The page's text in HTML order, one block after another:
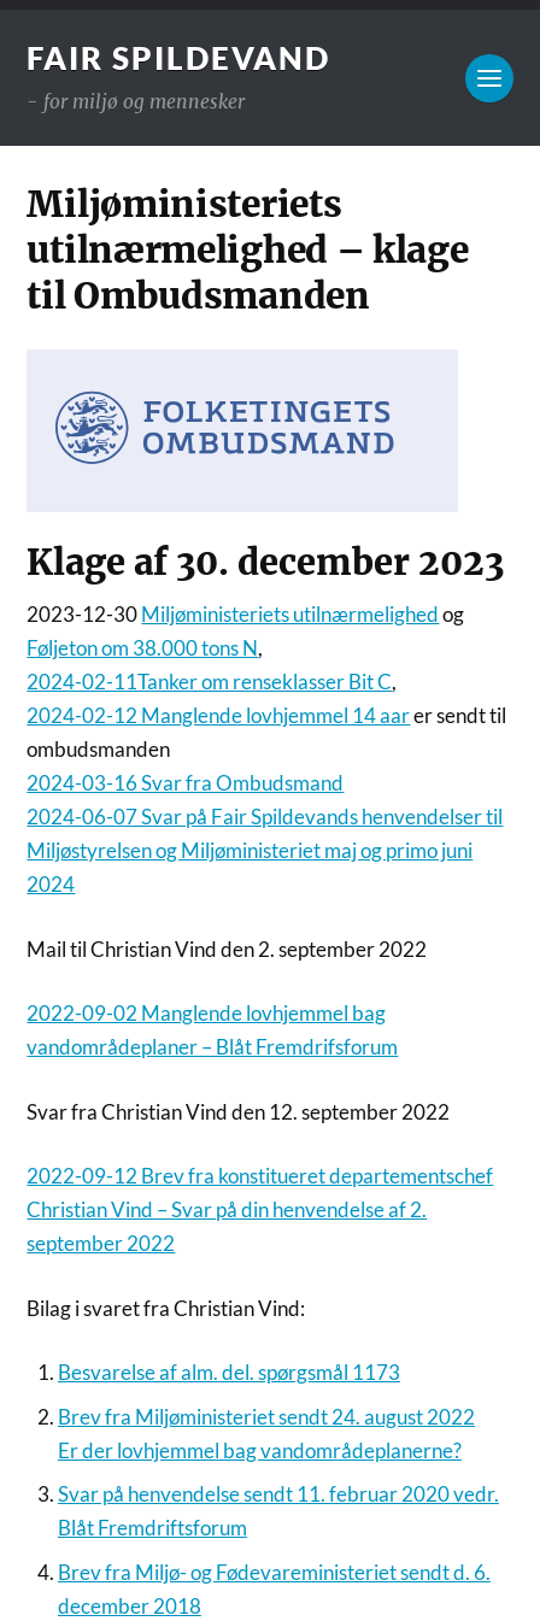
FAIR SPILDEVAND
- for miljø og mennesker
Miljøministeriets
utilnærmelighed – klage
til Ombudsmanden
Klage af 30. december 2023
2023-12-30Miljøministeriets utilnærmelighedog
Føljeton om 38.000 tons N,
2024-02-11Tanker om renseklasser Bit C,
2024-02-12 Manglende lovhjemmel 14 aarer sendt til
ombudsmanden
2024-03-16 Svar fra Ombudsmand
2024-06-07 Svar på Fair Spildevands henvendelser til
Miljøstyrelsen og Miljøministeriet maj og primo juni
2024
Mail til Christian Vind den 2. september 2022
2022-09-02 Manglende lovhjemmel bag
vandområdeplaner – Blåt Fremdrifsforum
Svar fra Christian Vind den 12. september 2022
2022-09-12 Brev fra konstitueret departementschef
Christian Vind – Svar på din henvendelse af 2.
september 2022
Bilag i svaret fra Christian Vind:
Besvarelse af alm. del. spørgsmål 1173
Brev fra Miljøministeriet sendt 24. august 2022
Er der lovhjemmel bag vandområdeplanerne?
Svar på henvendelse sendt 11. februar 2020 vedr.
Blåt Fremdriftsforum
Brev fra Miljø- og Fødevareministeriet sendt d. 6.
december 2018